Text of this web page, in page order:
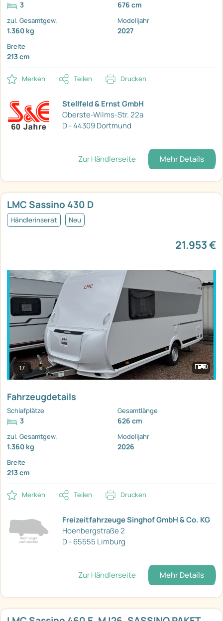
3 676 cm
zul. Gesamtgew.
1.360 kg
Modelljahr
2027
Breite
213 cm
Merken Teilen Drucken
Stellfeld & Ernst GmbH
Oberste-Wilms-Str. 22a
D - 44309 Dortmund
Zur Händlerseite Mehr Details
LMC Sassino 430 D
Händlerinserat Neu
21.953 €
17
Fahrzeugdetails
Schlafplätze
3
Gesamtlänge
626 cm
zul. Gesamtgew.
1.360 kg
Modelljahr
2026
Breite
213 cm
Merken Teilen Drucken
Freizeitfahrzeuge Singhof GmbH & Co. KG
Hoenbergstraße 2
D - 65555 Limburg
Zur Händlerseite Mehr Details